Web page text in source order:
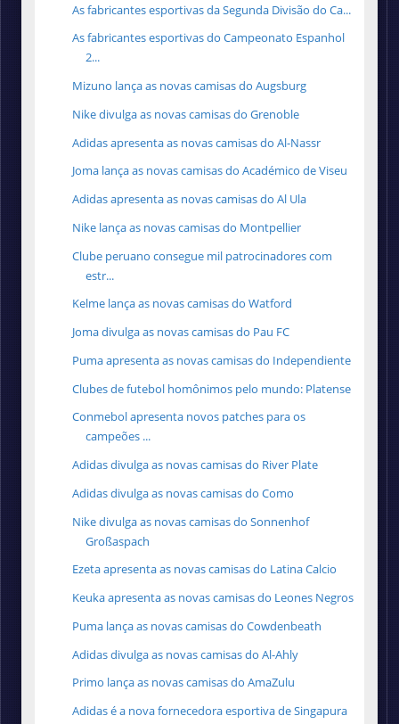
As fabricantes esportivas da Segunda Divisão do Ca...
As fabricantes esportivas do Campeonato Espanhol
2...
Mizuno lança as novas camisas do Augsburg
Nike divulga as novas camisas do Grenoble
Adidas apresenta as novas camisas do Al-Nassr
Joma lança as novas camisas do Académico de Viseu
Adidas apresenta as novas camisas do Al Ula
Nike lança as novas camisas do Montpellier
Clube peruano consegue mil patrocinadores com
estr...
Kelme lança as novas camisas do Watford
Joma divulga as novas camisas do Pau FC
Puma apresenta as novas camisas do Independiente
Clubes de futebol homônimos pelo mundo: Platense
Conmebol apresenta novos patches para os
campeões ...
Adidas divulga as novas camisas do River Plate
Adidas divulga as novas camisas do Como
Nike divulga as novas camisas do Sonnenhof
Großaspach
Ezeta apresenta as novas camisas do Latina Calcio
Keuka apresenta as novas camisas do Leones Negros
Puma lança as novas camisas do Cowdenbeath
Adidas divulga as novas camisas do Al-Ahly
Primo lança as novas camisas do AmaZulu
Adidas é a nova fornecedora esportiva de Singapura